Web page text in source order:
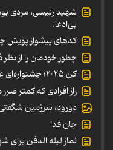
شهید رئیسی، مردی
بی‌ادعا.
کدهای پیشواز پویش
چطور خودمان را از نظر ذهنی ۳۸ برابر
کن ۲۰۲۵؛ جشنواره‌ای علیه خانواده
راز افرادی که کمتر
دورود، سرزمین
جان فدا
نماز لیله الدفن